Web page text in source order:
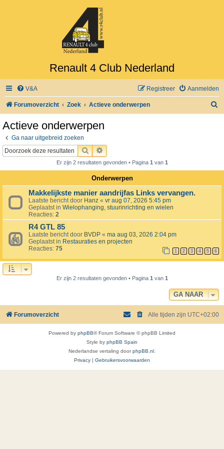
Renault 4 Club Nederland
V&A Aanmelden
Registreer
Forumoverzicht Zoek Actieve onderwerpen
Actieve onderwerpen
Ga naar uitgebreid zoeken
ZOEKUITGEBREID ZOEKEN
Er zijn 2 resultaten gevonden • Pagina 1van 1
Onderwerpen
Makkelijkste manier aandrijfas Links vervangen.
Laatste bericht door Hanz « vr aug 07, 2026 5:45 pm
Geplaatst in Wielophanging, stuurinrichting en wielen
Reacties: 2
R4 GTL 85
Laatste bericht door BVDP « ma aug 03, 2026 2:04 pm
Geplaatst in Restauraties en projecten
Reacties: 75 1 2 3 4 5 6
Er zijn 2 resultaten gevonden • Pagina 1van 1
GA NAAR
Forumoverzicht Alle tijden zijn UTC+02:00
Powered by phpBB® Forum Software © phpBB Limited
Style by phpBB Spain
Nederlandse vertaling doorphpBB.nl .
Privacy
Gebruikersvoorwaarden